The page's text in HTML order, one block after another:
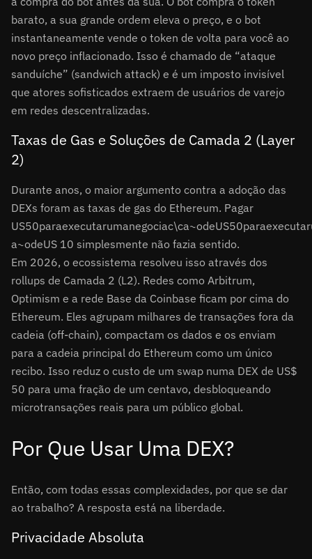
barato, a sua grande ordem eleva o preço, e o bot
instantaneamente vende o token de volta para você ao
novo preço inflacionado. Isso é chamado de “ataque
sanduíche” (sandwich attack) e é um imposto invisível
que atores sofisticados extraem de usuários de varejo
em redes descentralizadas.
Taxas de Gas e Soluções de Camada 2 (Layer
2)
Durante anos, o maior argumento contra a adoção das
DEXs foram as taxas de gas do Ethereum. Pagar
US50paraexecutarumanegociac\ca~odeUS50paraexecutar
a~odeUS 10 simplesmente não fazia sentido.
Em 2026, o ecossistema resolveu isso através dos
rollups de Camada 2 (L2). Redes como Arbitrum,
Optimism e a rede Base da Coinbase ficam por cima do
Ethereum. Eles agrupam milhares de transações fora da
cadeia (off-chain), compactam os dados e os enviam
para a cadeia principal do Ethereum como um único
recibo. Isso reduz o custo de um swap numa DEX de US$
50 para uma fração de um centavo, desbloqueando
microtransações reais para um público global.
Por Que Usar Uma DEX?
Então, com todas essas complexidades, por que se dar
ao trabalho? A resposta está na liberdade.
Privacidade Absoluta